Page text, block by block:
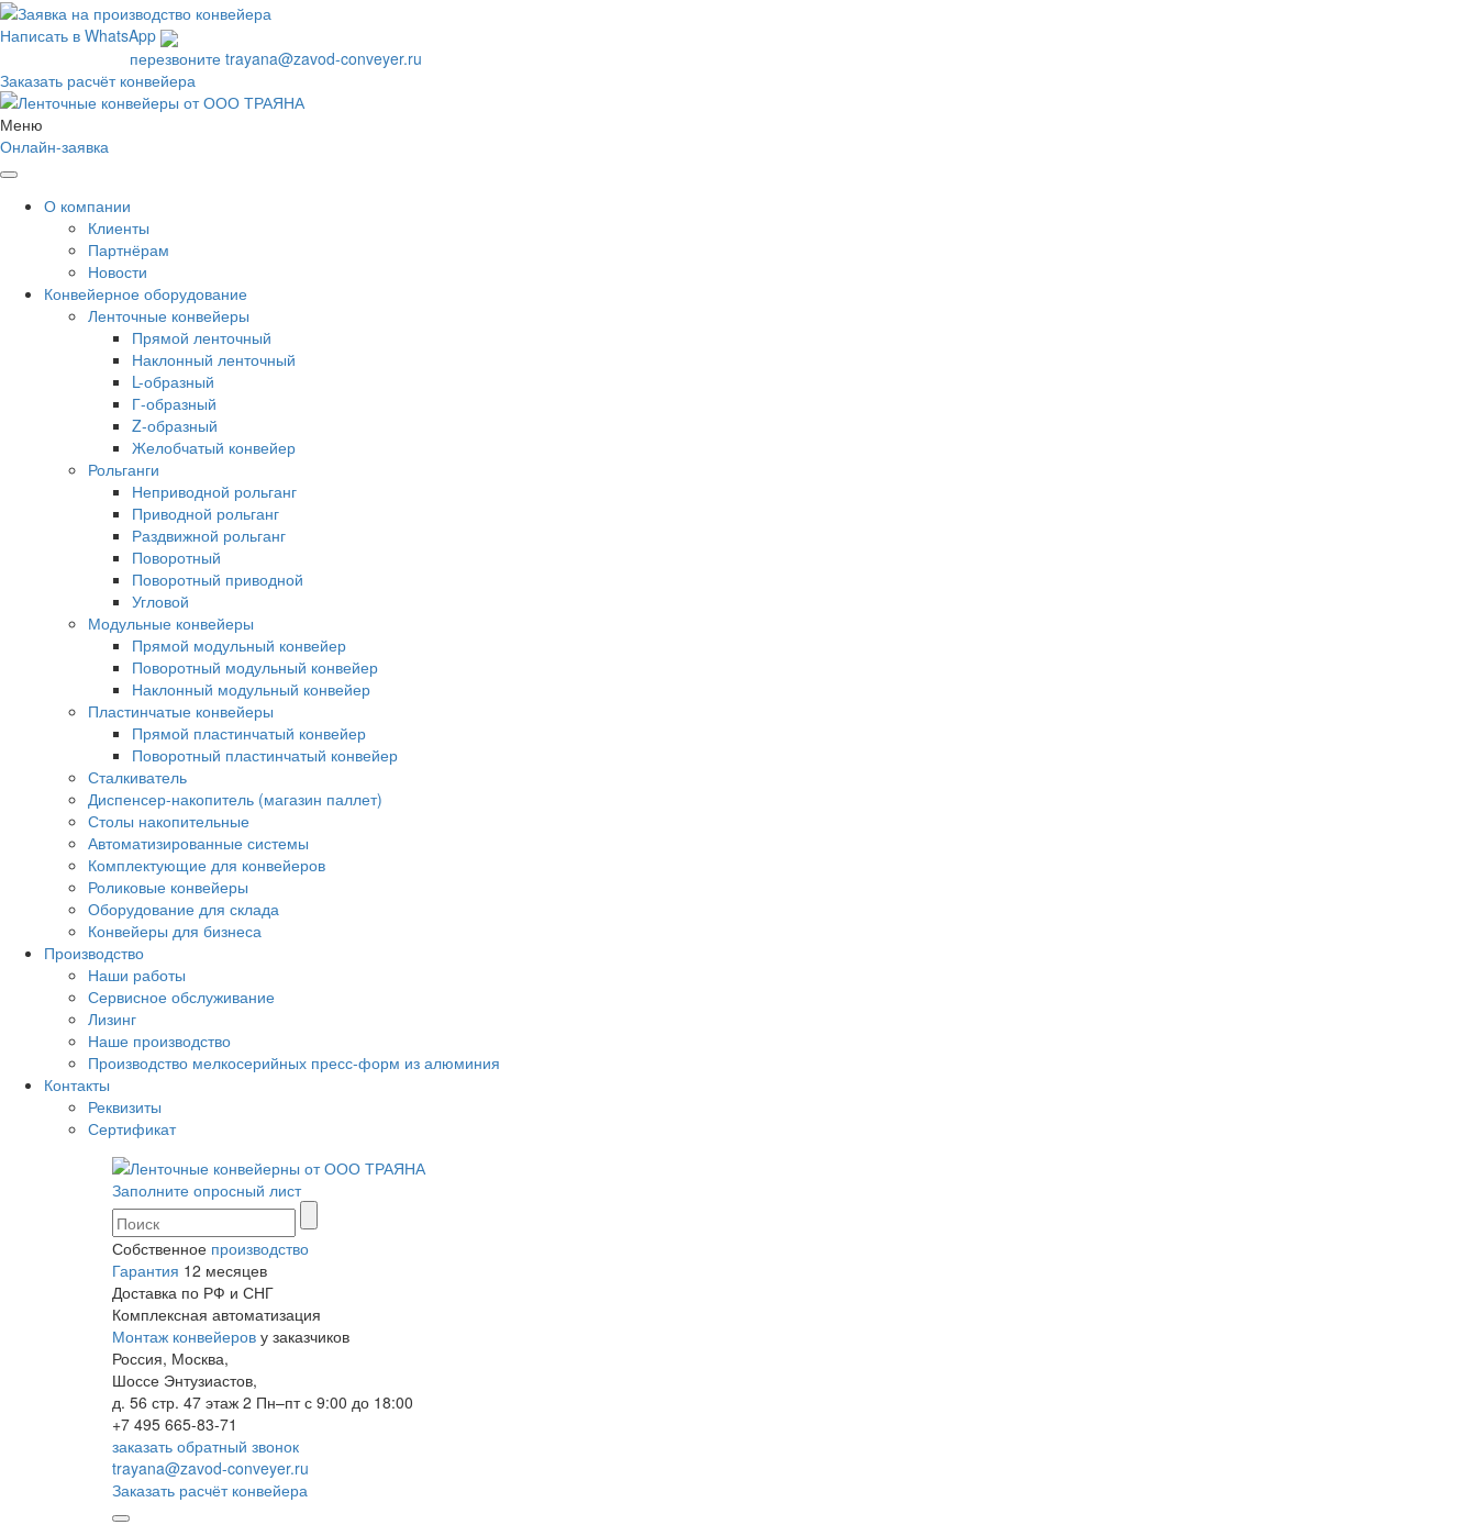
Написать в WhatsApp
перезвоните trayana@zavod-conveyer.ru
Заказать расчёт конвейера
Меню
Онлайн-заявка
О компании
Клиенты
Партнёрам
Новости
Конвейерное оборудование
Ленточные конвейеры
Прямой ленточный
Наклонный ленточный
L-образный
Г-образный
Z-образный
Желобчатый конвейер
Рольганги
Неприводной рольганг
Приводной рольганг
Раздвижной рольганг
Поворотный
Поворотный приводной
Угловой
Модульные конвейеры
Прямой модульный конвейер
Поворотный модульный конвейер
Наклонный модульный конвейер
Пластинчатые конвейеры
Прямой пластинчатый конвейер
Поворотный пластинчатый конвейер
Сталкиватель
Диспенсер-накопитель (магазин паллет)
Столы накопительные
Автоматизированные системы
Комплектующие для конвейеров
Роликовые конвейеры
Оборудование для склада
Конвейеры для бизнеса
Производство
Наши работы
Сервисное обслуживание
Лизинг
Наше производство
Производство мелкосерийных пресс-форм из алюминия
Контакты
Реквизиты
Сертификат
Заполните опросный лист
Собственное производство
Гарантия 12 месяцев
Доставка по РФ и СНГ
Комплексная автоматизация
Монтаж конвейеров у заказчиков
Россия, Москва,
Шоссе Энтузиастов,
д. 56 стр. 47 этаж 2 Пн–пт с 9:00 до 18:00
+7 495 665-83-71
заказать обратный звонок
trayana@zavod-conveyer.ru
Заказать расчёт конвейера